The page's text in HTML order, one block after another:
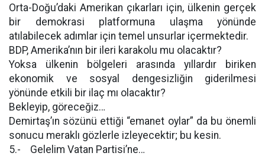
Orta-Doğu’daki Amerikan çıkarları için, ülkenin gerçek
bir demokrasi platformuna ulaşma yönünde
atılabilecek adımlar için temel unsurlar içermektedir.
BDP, Amerika’nın bir ileri karakolu mu olacaktır?
Yoksa ülkenin bölgeleri arasında yıllardır biriken
ekonomik ve sosyal dengesizliğin giderilmesi
yönünde etkili bir ilaç mı olacaktır?
Bekleyip, göreceğiz…
Demirtaş’ın sözünü ettiği “emanet oylar” da bu önemli
sonucu meraklı gözlerle izleyecektir; bu kesin.
5.- Gelelim Vatan Partisi’ne…